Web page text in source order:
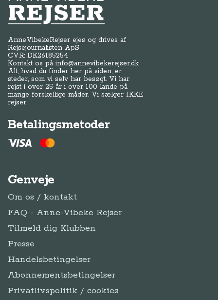
Anne-Vibeke Rejser
AnneVibekeRejser ejes og drives af
Rejsejournalisten ApS
CVR: DK26185254
Kontakt os påinfo@annevibekerejser.dk
Alt, hvad du finder her på siden, er
steder, som vi selv har besøgt. Vi har
rejst i over 25 år i over 100 lande på
mange forskellige måder. Vi sælger IKKE
rejser.
Betalingsmetoder
Genveje
Om os / kontakt
FAQ - Anne-Vibeke Rejser
Tilmeld dig Klubben
Presse
Handelsbetingelser
Abonnementsbetingelser
Privatlivspolitik / cookies